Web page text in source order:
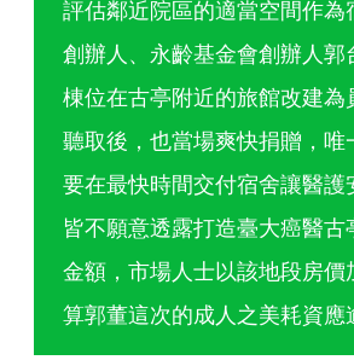
評估鄰近院區的適當空間作為
創辦人、永齡基金會創辦人郭
棟位在古亭附近的旅館改建為
聽取後，也當場爽快捐贈，
要在最快時間交付宿舍讓醫
皆不願意透露打造臺大癌醫
金額，市場人士以該地段房
算郭董這次的成人之美耗資應